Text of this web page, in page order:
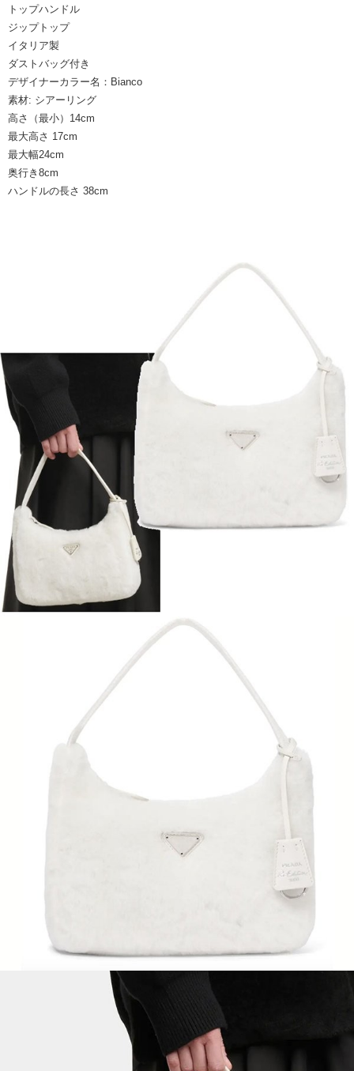
トップハンドル
ジップトップ
イタリア製
ダストバッグ付き
デザイナーカラー名：Bianco
素材: シアーリング
高さ（最小）14cm
最大高さ 17cm
最大幅24cm
奥行き8cm
ハンドルの長さ 38cm